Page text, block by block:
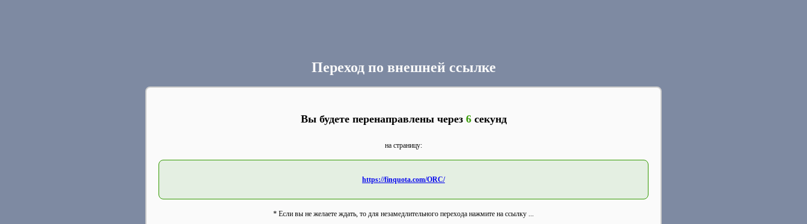
Переход по внешней ссылке
Вы будете перенаправлены через 6секунд
на страницу:
https://finquota.com/ORC/
* Если вы не желаете ждать, то для незамедлительного перехода нажмите на ссылку ...